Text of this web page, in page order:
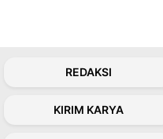
REDAKSI
KIRIM KARYA